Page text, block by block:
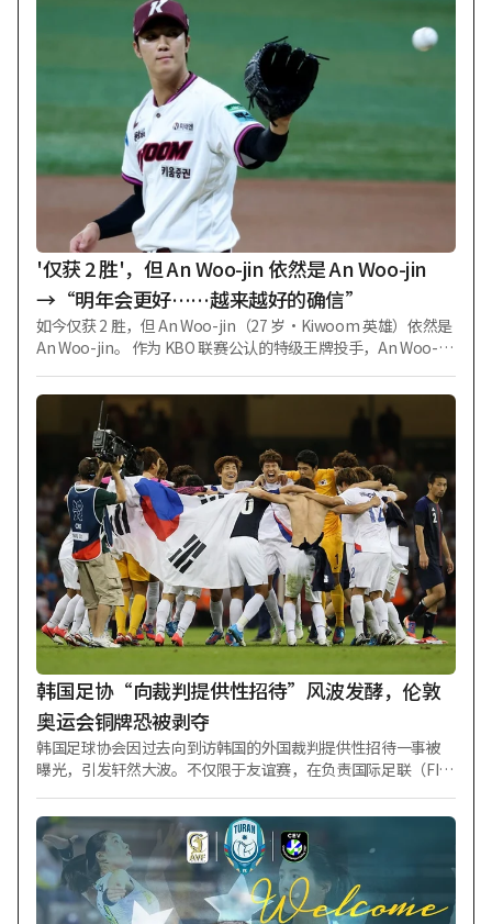
在元吸毒事件”如出一辙。 截至7日比赛前，广岛队战绩仅为38
胜53负（胜率0.418），已跌至中央联盟垫底。虽仍保持与第3
名养乐多相差3场比赛的差距，未放弃冲击季后赛系列赛（CS）
的希望，但内外交困导致球队势头渐失。 此次风波始于本赛季
前夕，多名现役及退役选手卷入所谓“僵尸香烟”指定药物依
托咪酯事件。2月被捕的前职棒选手下树龙太直到5月才因使用
依托咪酯罪名被判有罪；7月，又公开了与因涉嫌向该选手供药
而被起诉的嫌疑人合影的现役选手照片，引发巨大震动。照片
中包括3月曾代表日本队出战世界棒球经典赛（WBC）的主力内
野手高园海人（26岁），以及另一名内野手矢野正也（28
岁）、外野手田村修介（23岁）等。 更大的问题在于俱乐部的
消极应对。据日本《每日新潮》7日报道，广岛俱乐部虽将因与
药物贩售者单独合影并遭警方搜查的矢野降入三
'仅获 2 胜'，但 An Woo-jin 依然是 An Woo-jin
→“明年会更好……越来越好的确信”
如今仅获 2 胜，但 An Woo-jin（27 岁·Kiwoom 英雄）依然是
An Woo-jin。 作为 KBO 联赛公认的特级王牌投手，An Woo-jin
来看似乎未达其身价，但他依然是对手球队最为畏惧的投手之
一。 Kiwoom 队主教练薛钟镇（53 岁）上周在乐天巨人队比赛
的釜山沙直球场与媒体见面时表示：“我对（安）宇进持积极
态度。他经历过手术和伤痛，但至今未提及肩膀或手肘有不
适，仅凭这一点就认为本赛季顺利推进没有问题。” 2018年以
Nexen（现 Kiwoom）1 轮选秀身份出道的 An Woo-jin，曾在 2
022年获得 15 胜（并列第 2），并包揽自责分率（2.11）和三振
（224 次）双冠王及投手金手套奖。然而，他在 2023年接受了
手肘手术、入伍担任社会服务要员，并于去年8月接受肩膀手
术，因此经历了漫长的休赛期。 不过，他于今年4月比预期更早
重返投手丘，仅在 5月底因上臂肌肉不适短暂休息，目前正稳步
完成轮值任务。尽管偶尔出现状态不佳（两次失 6 分）或未能获
得打线支持而胜场不多，但外
韩国足协“向裁判提供性招待”风波发酵，伦敦
奥运会铜牌恐被剥夺
韩国足球协会因过去向到访韩国的外国裁判提供性招待一事被
曝光，引发轩然大波。不仅限于友谊赛，在负责国际足联（FIF
提供性招待的行为。鉴于该事件事实上已过追诉时效，FIFA方面
预计不会进行额外处罚等处理；但国际奥委会（IOC）可能以更
为严格的标准审视此事，甚至不排除剥夺伦敦奥运会铜牌的可
能性。 据7日足球界透露，韩国足协在2011年3月至次年3月期
间，向在国内进行的3场世界杯及奥运会预选赛、A代表队与奥